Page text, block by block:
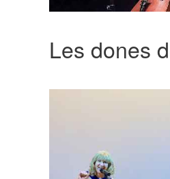
Les dones